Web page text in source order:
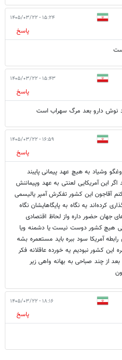
۱۵:۲۴ - ۱۴۰۵/۰۳/۲۲
پاسخ
۱۵:۴۳ - ۱۴۰۵/۰۳/۲۲
پاسخ
نوش دارو بعد مرگ سهراب است
۱۶:۵۹ - ۱۴۰۵/۰۳/۲۲
پاسخ
وشیاد به هیچ عهد پیمانی پایبند
این آمریکایی لعنتی به عهد وپیماننش
این کشور تفکرش آمپر یالیسمی
کرده‌اند یه نگاه به پایگاهایشان نگاه
جهان حضور داره واز لحاظ اقتصادی
هیچ کشور دوست نیست یا دشمنه ویا
رابطه آمریکا سود ببره باید مستعمره بشه
بمدت ۵۰ مستعمره این کشور نبودیم یه خورده عاقلانه فکر
از چند صباحی به بهانه واهی زیر
۱۸:۱۶ - ۱۴۰۵/۰۳/۲۲
پاسخ